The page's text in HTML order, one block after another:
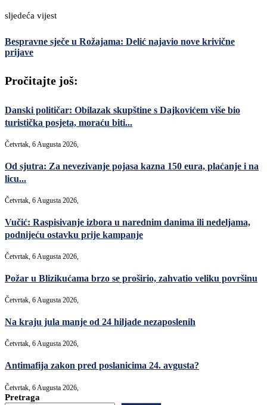
sljedeća vijest
Bespravne sječe u Rožajama: Delić najavio nove krivične
prijave
Pročitajte još:
Danski političar: Obilazak skupštine s Dajkovićem više bio
turistička posjeta, moraću biti...
Četvrtak, 6 Augusta 2026,
Od sjutra: Za nevezivanje pojasa kazna 150 eura, plaćanje i na
licu...
Četvrtak, 6 Augusta 2026,
Vučić: Raspisivanje izbora u narednim danima ili nedeljama,
podnijeću ostavku prije kampanje
Četvrtak, 6 Augusta 2026,
Požar u Blizikućama brzo se proširio, zahvatio veliku površinu
Četvrtak, 6 Augusta 2026,
Na kraju jula manje od 24 hiljade nezaposlenih
Četvrtak, 6 Augusta 2026,
Antimafija zakon pred poslanicima 24. avgusta?
Četvrtak, 6 Augusta 2026,
Pretraga